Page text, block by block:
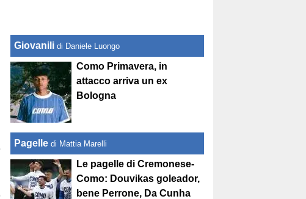
Giovanili di Daniele Luongo
Como Primavera, in
attacco arriva un ex
Bologna
Pagelle di Mattia Marelli
Le pagelle di Cremonese-
Como: Douvikas goleador,
bene Perrone, Da Cunha